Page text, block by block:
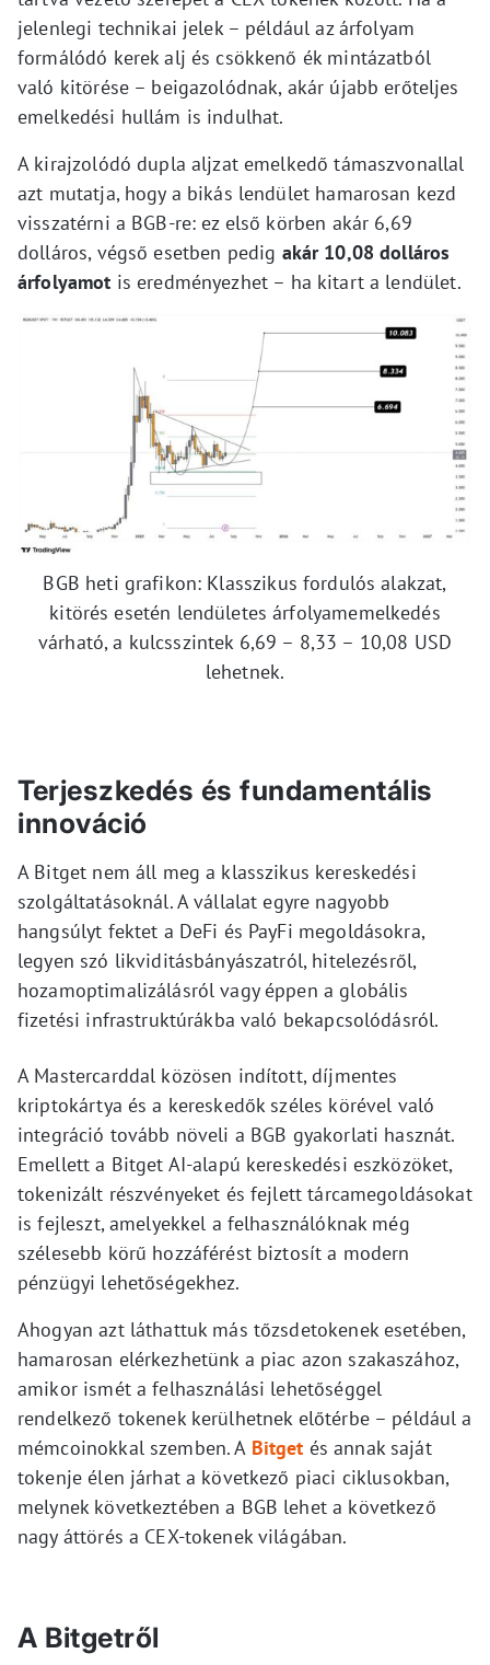
jelenlegi technikai jelek – például az árfolyam
formálódó kerek alj és csökkenő ék mintázatból
való kitörése – beigazolódnak, akár újabb erőteljes
emelkedési hullám is indulhat.
A kirajzolódó dupla aljzat emelkedő támaszvonallal
azt mutatja, hogy a bikás lendület hamarosan kezd
visszatérni a BGB-re: ez első körben akár 6,69
dolláros, végső esetben pedig akár 10,08 dolláros
árfolyamot is eredményezhet – ha kitart a lendület.
BGB heti grafikon: Klasszikus fordulós alakzat,
kitörés esetén lendületes árfolyamemelkedés
várható, a kulcsszintek 6,69 – 8,33 – 10,08 USD
lehetnek.
Terjeszkedés és fundamentális
innováció
A Bitget nem áll meg a klasszikus kereskedési
szolgáltatásoknál. A vállalat egyre nagyobb
hangsúlyt fektet a DeFi és PayFi megoldásokra,
legyen szó likviditásbányászatról, hitelezésről,
hozamoptimalizálásról vagy éppen a globális
fizetési infrastruktúrákba való bekapcsolódásról.
A Mastercarddal közösen indított, díjmentes
kriptokártya és a kereskedők széles körével való
integráció tovább növeli a BGB gyakorlati hasznát.
Emellett a Bitget AI-alapú kereskedési eszközöket,
tokenizált részvényeket és fejlett tárcamegoldásokat
is fejleszt, amelyekkel a felhasználóknak még
szélesebb körű hozzáférést biztosít a modern
pénzügyi lehetőségekhez.
Ahogyan azt láthattuk más tőzsdetokenek esetében,
hamarosan elérkezhetünk a piac azon szakaszához,
amikor ismét a felhasználási lehetőséggel
rendelkező tokenek kerülhetnek előtérbe – például a
mémcoinokkal szemben. A Bitget és annak saját
tokenje élen járhat a következő piaci ciklusokban,
melynek következtében a BGB lehet a következő
nagy áttörés a CEX-tokenek világában.
A Bitgetről